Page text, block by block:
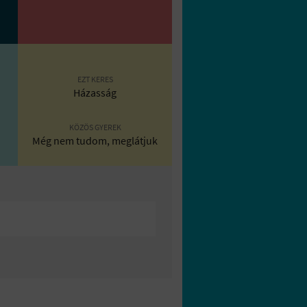
EZT KERES
Házasság
KÖZÖS GYEREK
Még nem tudom, meglátjuk